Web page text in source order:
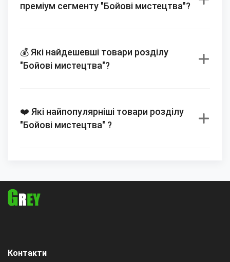
преміум сегменту "Бойові мистецтва"?
💰 Які найдешевші товари розділу
"Бойові мистецтва"?
❤️ Які найпопулярніші товари розділу
"Бойові мистецтва" ?
Контакти